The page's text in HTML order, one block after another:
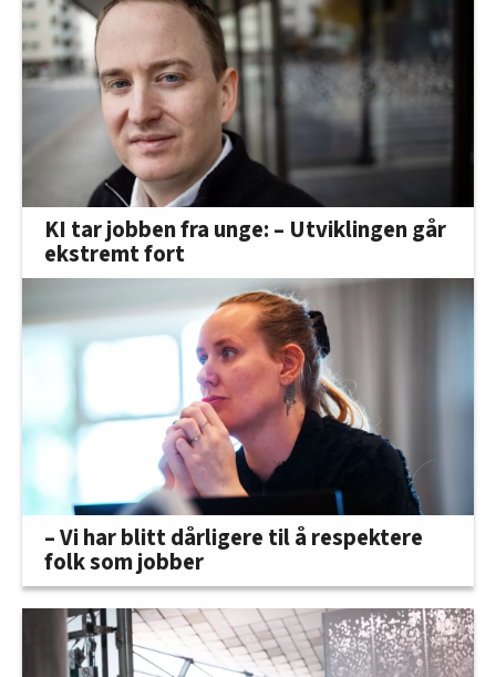
KI tar jobben fra unge: – Utviklingen går
ekstremt fort
– Vi har blitt dårligere til å respektere
folk som jobber